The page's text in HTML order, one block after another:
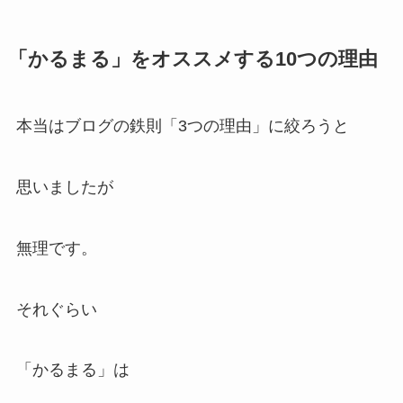
「かるまる」をオススメする10つの理由
本当はブログの鉄則「3つの理由」に絞ろうと
思いましたが
無理です。
それぐらい
「かるまる」は